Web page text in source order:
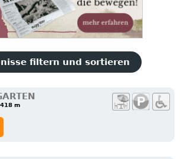
filtern und sortieren
m